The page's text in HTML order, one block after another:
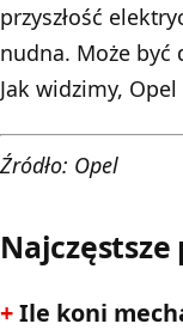
przyszłość
nudna. Może być
Jak widzimy,
Źródło: Opel
Ile koni